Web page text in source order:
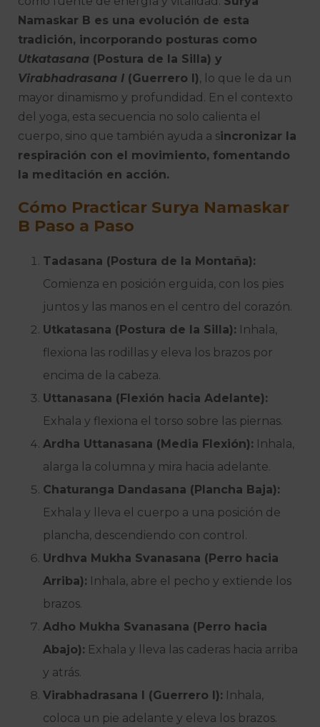
Namaskar B es una evolución de esta
tradición, incorporando posturas como
Utkatasana (Postura de la Silla) y
Virabhadrasana I (Guerrero I), lo que le da un
mayor dinamismo y profundidad. En el contexto
del yoga, esta secuencia no solo calienta el
cuerpo, sino que también ayuda a sincronizar la
respiración con el movimiento, fomentando
la meditación en acción.
Cómo Practicar Surya Namaskar
B Paso a Paso
Tadasana (Postura de la Montaña):
Comienza en posición erguida, con los pies
juntos y las manos en el centro del corazón.
Utkatasana (Postura de la Silla): Inhala,
flexiona las rodillas y eleva los brazos por
encima de la cabeza.
Uttanasana (Flexión hacia Adelante):
Exhala y flexiona el torso sobre las piernas.
Ardha Uttanasana (Media Flexión): Inhala,
alarga la columna y mira hacia adelante.
Chaturanga Dandasana (Plancha Baja):
Exhala y lleva el cuerpo a una posición de
plancha, descendiendo con control.
Urdhva Mukha Svanasana (Perro hacia
Arriba): Inhala, abre el pecho y extiende los
brazos.
Adho Mukha Svanasana (Perro hacia
Abajo): Exhala y lleva las caderas hacia arriba
y atrás.
Virabhadrasana I (Guerrero I): Inhala,
coloca un pie adelante y eleva los brazos.